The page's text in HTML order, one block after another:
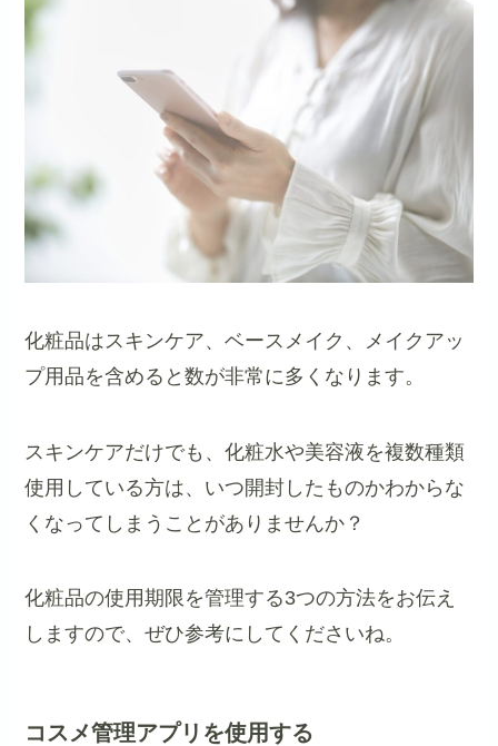
化粧品はスキンケア、ベースメイク、メイクアッ
プ用品を含めると数が非常に多くなります。
スキンケアだけでも、化粧水や美容液を複数種類
使用している方は、いつ開封したものかわからな
くなってしまうことがありませんか？
化粧品の使用期限を管理する3つの方法をお伝え
しますので、ぜひ参考にしてくださいね。
コスメ管理アプリを使用する